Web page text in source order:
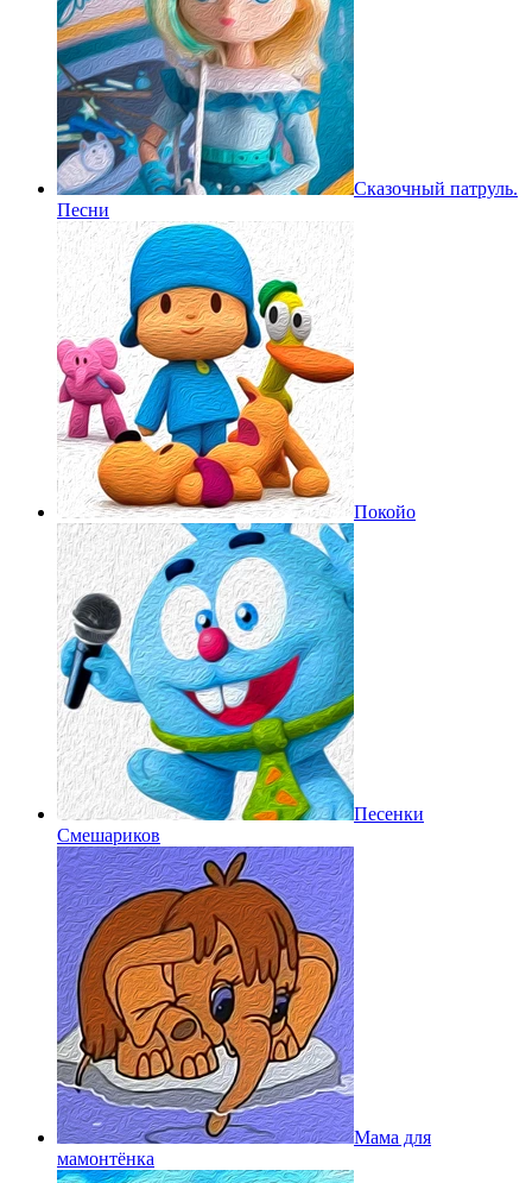
Сказочный патруль.
Песни
Покойо
Песенки
Смешариков
Мама для
мамонтёнка